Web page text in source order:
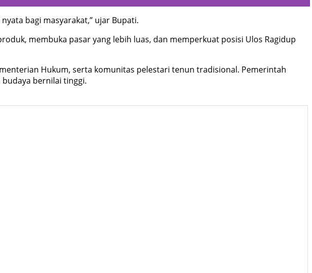
bagi masyarakat,” ujar Bupati.
membuka pasar yang lebih luas, dan memperkuat posisi Ulos Ragidup
Hukum, serta komunitas pelestari tenun tradisional. Pemerintah
bernilai tinggi.